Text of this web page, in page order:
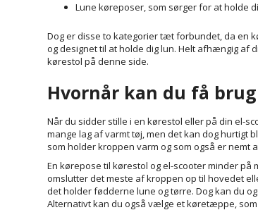
Lune køreposer, som sørger for at holde
Dog er disse to kategorier tæt forbundet, da en
og designet til at holde dig lun. Helt afhængig af
kørestol på denne side.
Hvornår kan du få
Når du sidder stille i en kørestol eller på din el-
mange lag af varmt tøj, men det kan dog hurtigt
som holder kroppen varm og som også er nemt
En kørepose til kørestol og el-scooter minder på
omslutter det meste af kroppen op til hovedet
det holder fødderne lune og tørre. Dog kan du
Alternativt kan du også vælge et køretæppe,